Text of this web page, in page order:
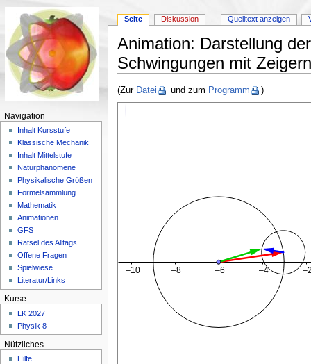
Animation: Darstellung
Schwingungen mit Zeigern
(Zur Datei und zum Programm )
Seite Diskussion Quelltext anzeigen
Navigation
Inhalt Kursstufe
Klassische Mechanik
Inhalt Mittelstufe
Naturphänomene
Physikalische Größen
Formelsammlung
Mathematik
Animationen
GFS
Rätsel des Alltags
Offene Fragen
Spielwiese
Literatur/Links
Kurse
LK 2027
Physik 8
Nützliches
Hilfe